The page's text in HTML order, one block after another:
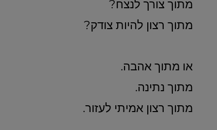
מתוך צורך לנצח?
מתוך רצון להיות צודק?
או מתוך אהבה.
מתוך נתינה.
מתוך רצון אמיתי לעזור.